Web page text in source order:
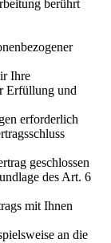
berührt
Ihre
Erfüllung und
erforderlich
geschlossen
des Art. 6
mit Ihnen
an die